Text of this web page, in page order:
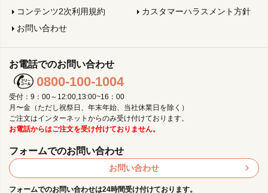
コンテンツ2次利用規約
カスタマーハラスメント方針
お問い合わせ
お電話でのお問い合わせ
0800-100-1004
受付：9：00～12:00,13:00~16：00
月〜金（ただし祝祭日、年末年始、当社休業日を除く）
ご注文はインターネットからのみ受け付けております。
お電話からはご注文を受け付けておりません。
フォームでのお問い合わせ
お問い合わせ
フォームでのお問い合わせは24時間受け付けております。